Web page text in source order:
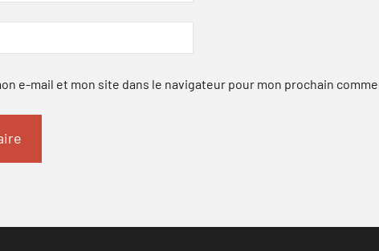
e-mail et mon site dans le navigateur pour mon prochain